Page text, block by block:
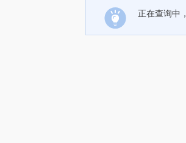
正在查询中